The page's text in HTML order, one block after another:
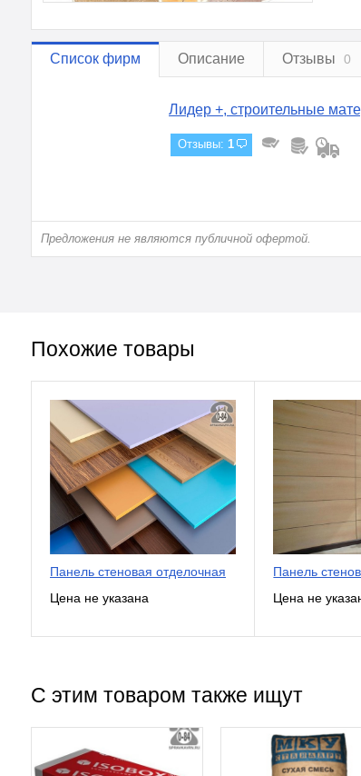
Список фирм Описание Отзывы 0
Лидер +, строительные
Отзывы: 1
Предложения не являются публичной офертой.
Похожие товары
Панель стеновая отделочная Панель
С этим товаром также ищут